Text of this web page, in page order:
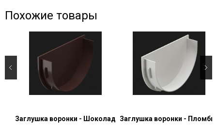
Похожие товары
Заглушка воронки - Шоколад Заглушка воронки -